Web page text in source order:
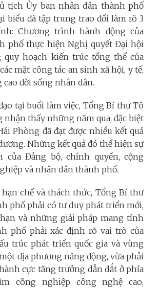
tịch Ủy ban nhân dân thành phố
biểu đã tập trung trao đổi làm rõ 3
Chương trình hành động của
phố thực hiện Nghị quyết Đại hội
quy hoạch kiến trúc tổng thể của
mặt công tác an sinh xã hội, y tế,
cao đời sống nhân dân.
tại buổi làm việc, Tổng Bí thư Tô
nhận thấy những năm qua, đặc biệt
Phòng đã đạt được nhiều kết quả
Những kết quả đó thể hiện sự
của Đảng bộ, chính quyền, cộng
và nhân dân thành phố.
chế và thách thức, Tổng Bí thư
phố phải có tư duy phát triển mới,
và những giải pháp mang tính
phố phải xác định rõ vai trò của
trúc phát triển quốc gia và vùng
địa phương năng động, vừa phải
cực tăng trưởng dẫn dắt ở phía
công nghiệp công nghệ cao,